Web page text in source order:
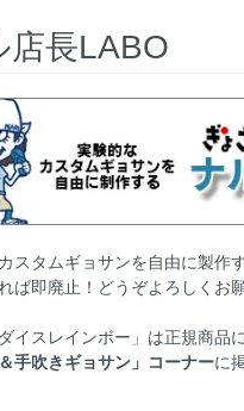
店長LABO
スタムギョサンを自由に製作
ば即廃止！どうぞよろしくお
イスレインボー」は正規商品
＆手吹きギョサン」コーナーに